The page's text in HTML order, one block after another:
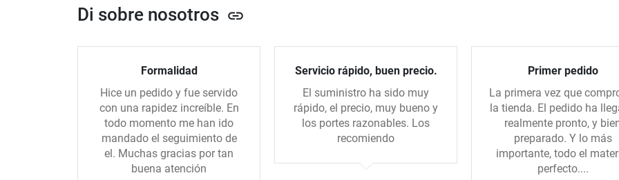
Di sobre nosotros link
Formalidad
Hice un pedido y fue servido
con una rapidez increíble. En
todo momento me han ido
mandado el seguimiento de
el. Muchas gracias por tan
buena atención
Servicio rápido, buen precio.
El suministro ha sido muy
rápido, el precio, muy bueno y
los portes razonables. Los
recomiendo
Primer pedido
La primera vez que
la tienda. El pedido ha
realmente pronto, y
preparado. Y lo más
importante, todo el
perfecto....